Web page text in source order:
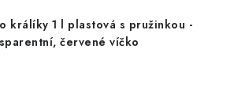
králíky 1 l plastová s pružinkou -
červené víčko